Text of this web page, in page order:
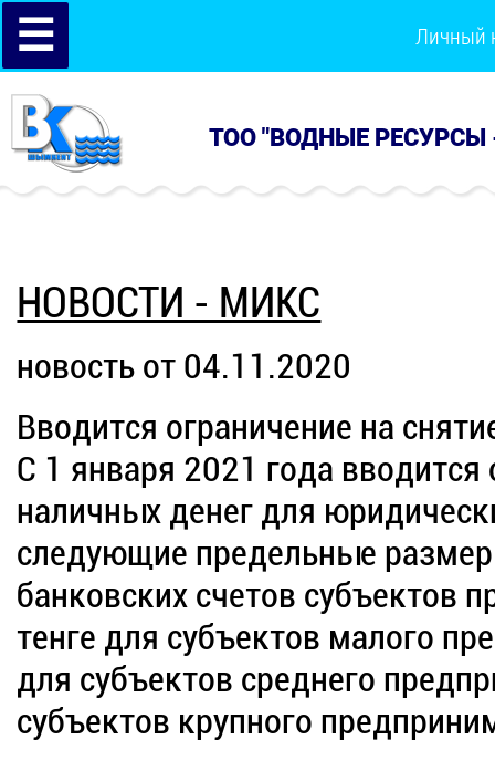
☰ Личный
ТОО "ВОДНЫЕ РЕСУРСЫ
НОВОСТИ - МИКС
новость от 04.11.2020
Вводится ограничение на
С 1 января 2021 года вводится
наличных денег для
следующие предельные
банковских счетов субъектов
тенге для субъектов малого
для субъектов среднего
субъектов крупного